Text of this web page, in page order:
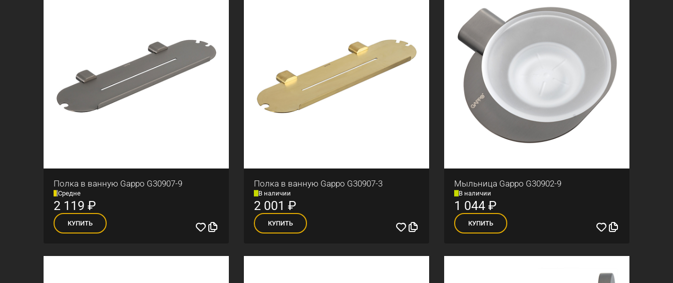
Полка в ванную Gappo G30907-9
Средне
2 119 ₽
КУПИТЬ
Полка в ванную Gappo G30907-3
В наличии
2 001 ₽
КУПИТЬ
Мыльница Gappo G30902-9
В наличии
1 044₽
КУПИТЬ